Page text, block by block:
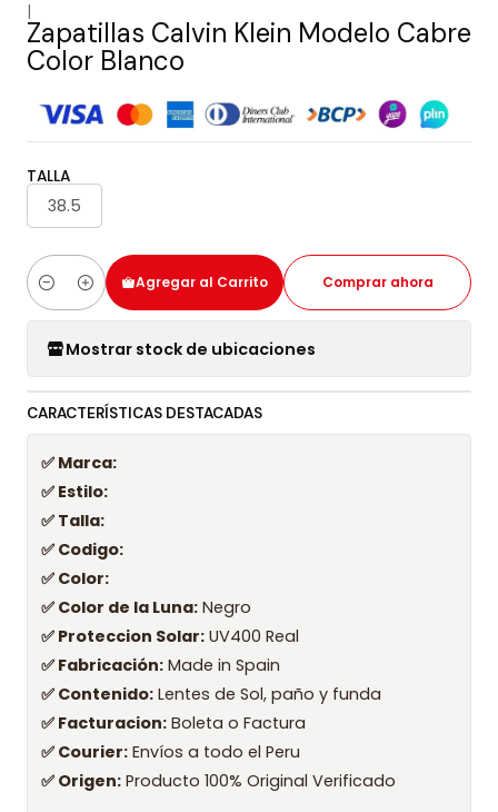
|
Zapatillas Calvin Klein Modelo Cabre
Color Blanco
TALLA
38.5
Cantidad
Agregar al Carrito Comprar ahora
Mostrar stock de ubicaciones
CARACTERÍSTICAS DESTACADAS
✅ Marca:
✅ Estilo:
✅ Talla:
✅ Codigo:
✅ Color:
✅ Color de la Luna: Negro
✅ Proteccion Solar: UV400 Real
✅ Fabricación: Made in Spain
✅ Contenido: Lentes de Sol, paño y funda
✅ Facturacion: Boleta o Factura
✅ Courier: Envíos a todo el Peru
✅ Origen: Producto 100% Original Verificado